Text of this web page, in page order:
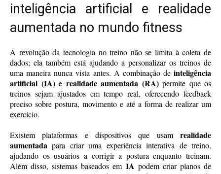
inteligência artificial e realidade
aumentada no mundo fitness
A revolução da tecnologia no treino não se limita à coleta de
dados; ela também está ajudando a personalizar os treinos de
uma maneira nunca vista antes. A combinação de inteligência
artificial (IA)e realidade aumentada (RA)permite que os
treinos sejam ajustados em tempo real, oferecendo feedback
preciso sobre postura, movimento e até a forma de realizar um
exercício.
Existem plataformas e dispositivos que usam realidade
aumentada para criar uma experiência interativa de treino,
ajudando os usuários a corrigir a postura enquanto treinam.
Além disso, sistemas baseados em IA podem criar planos de